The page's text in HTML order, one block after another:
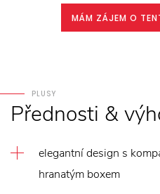
MÁM ZÁJEM O
PLUSY
Přednosti &
elegantní design s
hranatým boxem